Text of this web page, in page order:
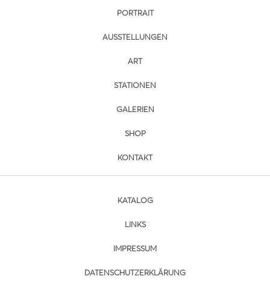
PORTRAIT
AUSSTELLUNGEN
ART
STATIONEN
GALERIEN
SHOP
KONTAKT
KATALOG
LINKS
IMPRESSUM
DATENSCHUTZERKLÄRUNG